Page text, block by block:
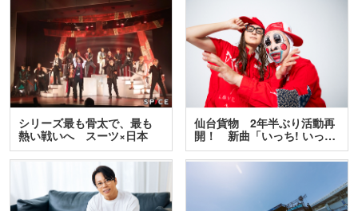
シリーズ最も骨太で、最も
熱い戦いへ スーツ×日本
刀…
仙台貨物 2年半ぶり活動再
開！ 新曲「いっち! いっ…